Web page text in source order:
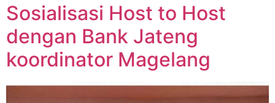
Sosialisasi Host to Host
dengan Bank Jateng
koordinator Magelang